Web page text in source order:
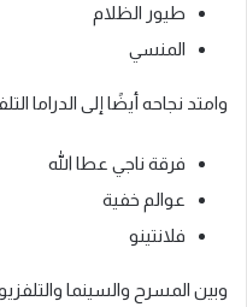
طيور الظلام
المنسي
وامتد نجاحه أيضًا إلى الدراما
فرقة ناجي عطا الله
عوالم خفية
فلانتينو
وبين المسرح والسينما